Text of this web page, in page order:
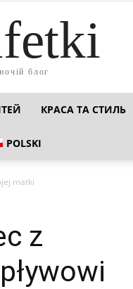
блог
КРАСА ТА СТИЛЬ
POLSKI
matki
z